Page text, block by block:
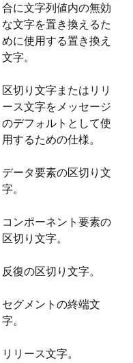
合に文字列値内の無効
な文字を置き換えるた
めに使用する置き換え
文字。
区切り文字またはリリ
ース文字をメッセージ
のデフォルトとして使
用するための仕様。
データ要素の区切り文
字。
コンポーネント要素の
区切り文字。
反復の区切り文字。
セグメントの終端文
字。
リリース文字。